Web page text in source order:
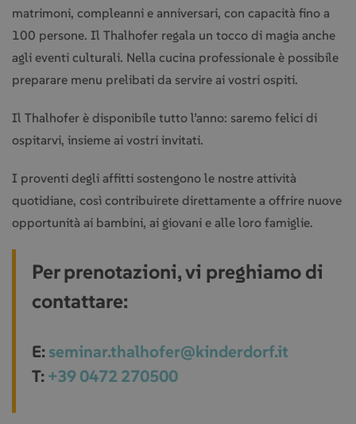
matrimoni, compleanni e anniversari, con capacità fino a
100 persone. Il Thalhofer regala un tocco di magia anche
agli eventi culturali. Nella cucina professionale è possibile
preparare menu prelibati da servire ai vostri ospiti.
Il Thalhofer è disponibile tutto l’anno: saremo felici di
ospitarvi, insieme ai vostri invitati.
I proventi degli affitti sostengono le nostre attività
quotidiane, così contribuirete direttamente a offrire nuove
opportunità ai bambini, ai giovani e alle loro famiglie.
Per prenotazioni, vi preghiamo di
contattare:
E: seminar.thalhofer@kinderdorf.it
T: +39 0472 270500